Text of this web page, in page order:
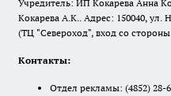
Учредитель: ИП Кокарева Анна
Кокарева А.К.. Адрес: 150040, ул.
(ТЦ "Североход", вход со
Контакты:
Отдел рекламы: (4852) 28-